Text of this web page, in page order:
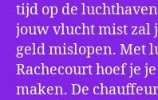
tijd op de
jouw vlucht mist zal
geld mislopen. Met
Rachecourt hoef je
maken. De